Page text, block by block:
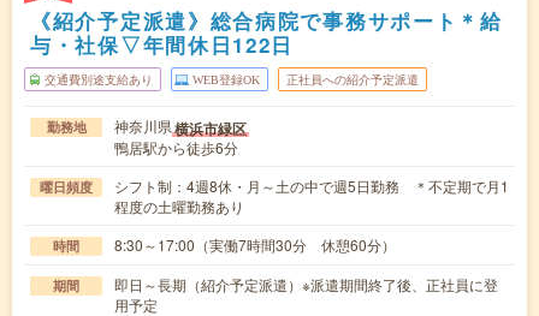
《紹介予定派遣》総合病院で事務サポート＊給
与・社保▽年間休日122日
交通費別途支給あり WEB登録OK 正社員への紹介予定派遣
勤務地 神奈川県横浜市緑区
鴨居駅から徒歩6分
曜日頻度
シフト制：4週8休・月～土の中で週5日勤務 ＊不定期で月1
程度の土曜勤務あり
時間 8:30～17:00（実働7時間30分 休憩60分）
期間
即日～長期（紹介予定派遣）※派遣期間終了後、正社員に登
用予定